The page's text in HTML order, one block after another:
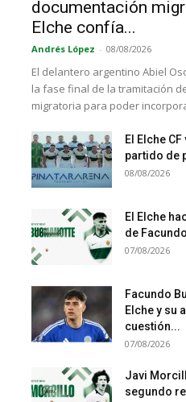
documentación
Elche confía...
Andrés López - 08/08/2026
El delantero argentino Abiel
la fase final de la tramitación
migratoria para poder
El Elche
partido de
08/08/2026
El Elche
de
07/08/2026
Facundo
Elche y su
cuestión...
07/08/2026
Javi
segundo